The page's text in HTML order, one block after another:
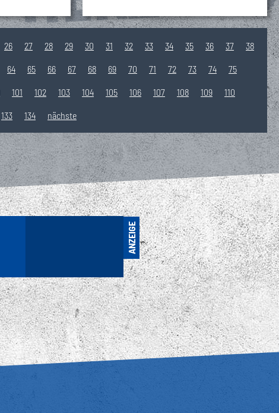
26 27 28 29 30 31 32 33 34 35 36 37 38
64 65 66 67 68 69 70 71 72 73 74 75
101 102 103 104 105 106 107 108 109 110
133 134 nächste
Tickets